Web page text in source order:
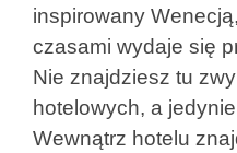
inspirowany
czasami wydaje się
Nie znajdziesz tu
hotelowych, a
Wewnątrz hotelu